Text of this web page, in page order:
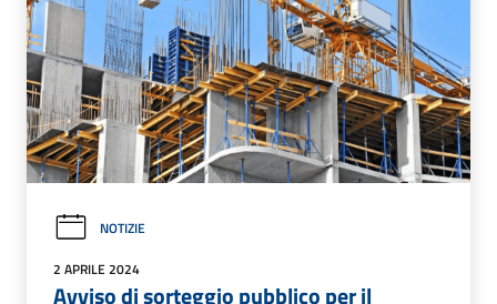
NOTIZIE
2 APRILE 2024
Avviso di sorteggio pubblico per il